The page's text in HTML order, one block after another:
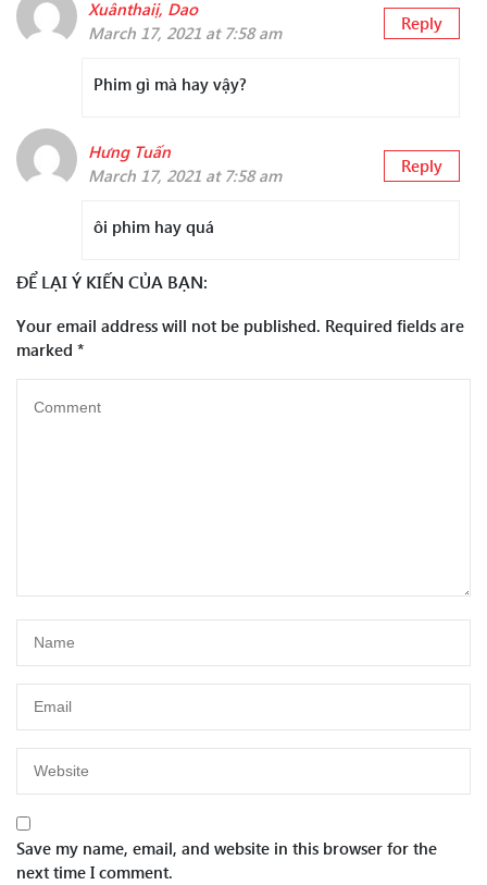
Xuânthaiị, Dao
March 17, 2021 at 7:58 am
Reply
Phim gì mà hay vậy?
Hưng Tuấn
March 17, 2021 at 7:58 am
Reply
ôi phim hay quá
ĐỂ LẠI Ý KIẾN CỦA BẠN:
Your email address will not be published. Required fields are
marked *
Save my name, email, and website in this browser for the
next time I comment.